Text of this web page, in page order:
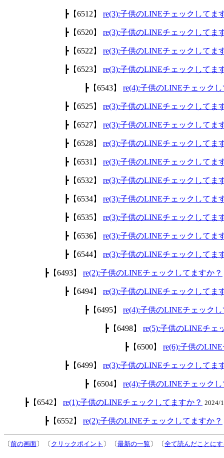
┣【6512】 re(3):子供のLINEチェックしてま
┣【6520】 re(3):子供のLINEチェックしてま
┣【6522】 re(3):子供のLINEチェックしてま
┣【6523】 re(3):子供のLINEチェックしてま
┣【6543】 re(4):子供のLINEチェック
┣【6525】 re(3):子供のLINEチェックしてま
┣【6527】 re(3):子供のLINEチェックしてま
┣【6528】 re(3):子供のLINEチェックしてま
┣【6531】 re(3):子供のLINEチェックしてま
┣【6532】 re(3):子供のLINEチェックしてま
┣【6534】 re(3):子供のLINEチェックしてま
┣【6535】 re(3):子供のLINEチェックしてま
┣【6536】 re(3):子供のLINEチェックしてま
┣【6544】 re(3):子供のLINEチェックしてま
┣【6493】 re(2):子供のLINEチェックしてますか？
┣【6494】 re(3):子供のLINEチェックしてま
┣【6495】 re(4):子供のLINEチェック
┣【6498】 re(5):子供のLINEチェ
┣【6500】 re(6):子供の
┣【6499】 re(3):子供のLINEチェックしてま
┣【6504】 re(4):子供のLINEチェック
┣【6542】 re(1):子供のLINEチェックしてますか？ 2024/
┣【6552】 re(2):子供のLINEチェックしてますか？
〔前の画面〕 〔 クリックポイント 〕 〔最新の一覧 〕 〔全て読んだことに